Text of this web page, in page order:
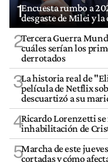
1Encuesta rumbo a
desgaste de Milei y
2Tercera Guerra
cuáles serían los
derrotados
3La historia real de
película de Netflix
descuartizó a su
4Ricardo Lorenzetti
inhabilitación de
5Marcha de este
cortadas y cómo